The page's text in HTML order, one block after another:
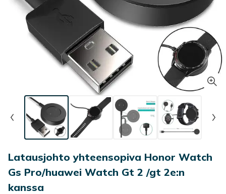
Latausjohto yhteensopiva Honor Watch
Gs Pro/huawei Watch Gt 2 /gt 2e:n
kanssa